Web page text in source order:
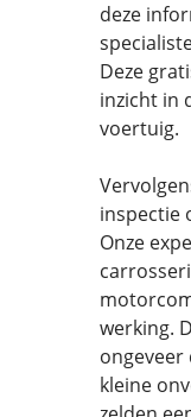
deze
Deze
inzicht in
voertuig.
inspectie
Onze
werking.
kleine